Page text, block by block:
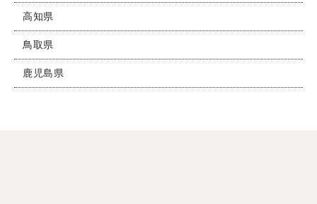
高知県
鳥取県
鹿児島県